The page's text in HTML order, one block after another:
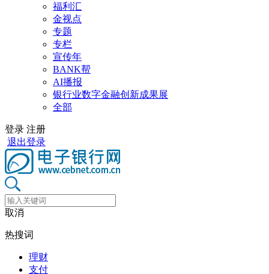
福利汇
金视点
专题
专栏
宣传年
BANK帮
AI播报
银行业数字金融创新成果展
全部
登录 注册
退出登录
取消
热搜词
理财
支付